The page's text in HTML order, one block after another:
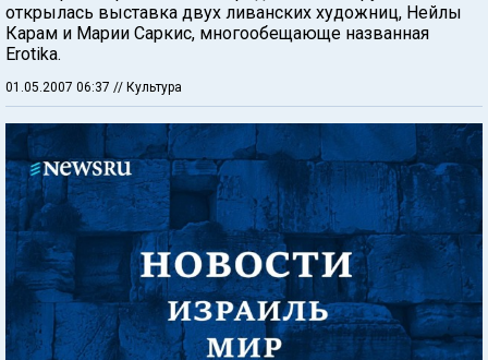
открылась выставка двух ливанских художниц, Нейлы
Карам и Марии Саркис, многообещающе названная
Erotika.
01.05.2007 06:37 // Культура